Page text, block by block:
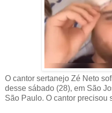
O cantor sertanejo Zé Neto
desse sábado (28), em São
São Paulo. O cantor precisou